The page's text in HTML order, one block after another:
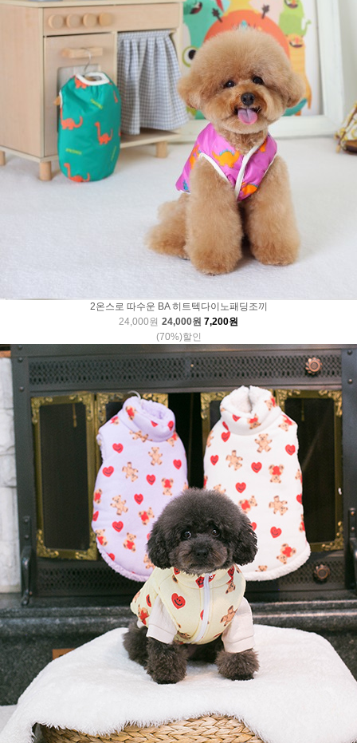
2온스로 따수운 BA 히트텍다이노패딩조끼
24,000원 24,000원 7,200원
(70%)할인